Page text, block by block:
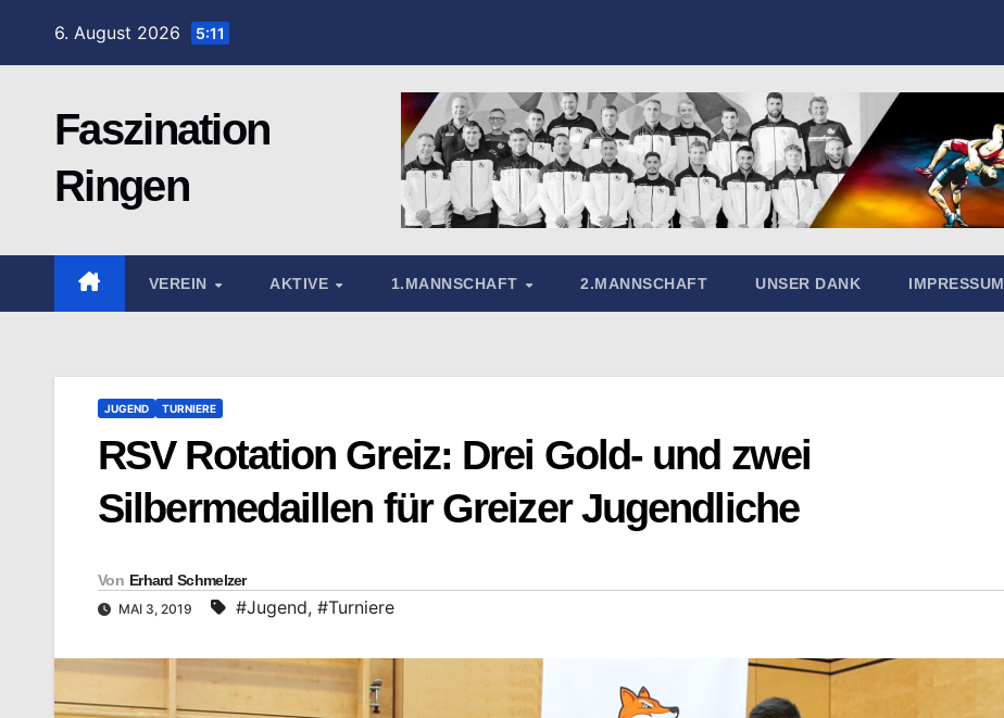
6. August 2026 5:11
Faszination
Ringen
VEREIN AKTIVE 1.MANNSCHAFT 2.MANNSCHAFT UNSER DANK IMPRESSUM
JUGEND TURNIERE
RSV Rotation Greiz: Drei Gold- und zwei
Silbermedaillen für Greizer Jugendliche
Von Erhard Schmelzer
MAI 3, 2019 #Jugend, #Turniere